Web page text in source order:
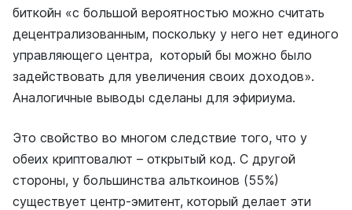
биткойн «с большой вероятностью можно считать
децентрализованным, поскольку у него нет единого
управляющего центра, который бы можно было
задействовать для увеличения своих доходов».
Аналогичные выводы сделаны для эфириума.
Это свойство во многом следствие того, что у
обеих криптовалют – открытый код. С другой
стороны, у большинства альткоинов (55%)
существует центр-эмитент, который делает эти